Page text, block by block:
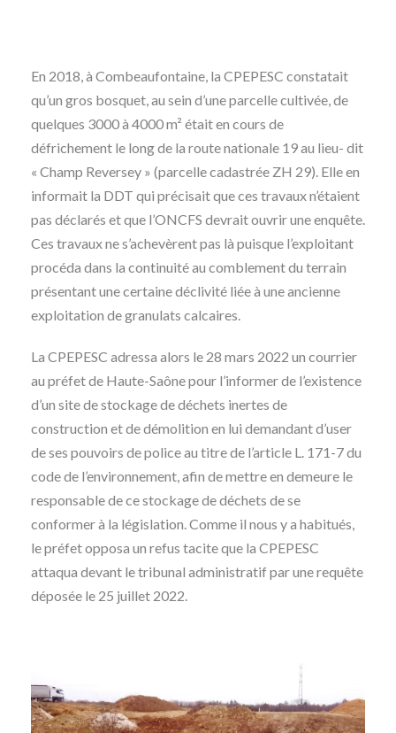
En 2018, à Combeaufontaine, la CPEPESC constatait
qu’un gros bosquet, au sein d’une parcelle cultivée, de
quelques 3000 à 4000 m² était en cours de
défrichement le long de la route nationale 19 au lieu- dit
« Champ Reversey » (parcelle cadastrée ZH 29). Elle en
informait la DDT qui précisait que ces travaux n’étaient
pas déclarés et que l’ONCFS devrait ouvrir une enquête.
Ces travaux ne s’achevèrent pas là puisque l’exploitant
procéda dans la continuité au comblement du terrain
présentant une certaine déclivité liée à une ancienne
exploitation de granulats calcaires.
La CPEPESC adressa alors le 28 mars 2022 un courrier
au préfet de Haute-Saône pour l’informer de l’existence
d’un site de stockage de déchets inertes de
construction et de démolition en lui demandant d’user
de ses pouvoirs de police au titre de l’article L. 171-7 du
code de l’environnement, afin de mettre en demeure le
responsable de ce stockage de déchets de se
conformer à la législation. Comme il nous y a habitués,
le préfet opposa un refus tacite que la CPEPESC
attaqua devant le tribunal administratif par une requête
déposée le 25 juillet 2022.